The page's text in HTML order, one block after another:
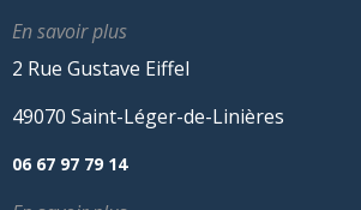
En savoir plus
2 Rue Gustave Eiffel
49070 Saint-Léger-de-Linières
06 67 97 79 14